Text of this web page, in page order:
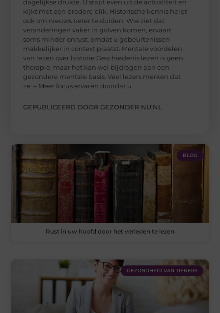
dagelijkse drukte. U stapt even uit de actualiteit en
kijkt met een bredere blik. Historische kennis helpt
ook om nieuws beter te duiden. Wie ziet dat
veranderingen vaker in golven komen, ervaart
soms minder onrust, omdat u gebeurtenissen
makkelijker in context plaatst. Mentale voordelen
van lezen over historie Geschiedenis lezen is geen
therapie, maar het kan wel bijdragen aan een
gezondere mentale basis. Veel lezers merken dat
ze: – Meer focus ervaren doordat u
GEPUBLICEERD DOOR GEZONDER NU.NL
BLOG
Rust in uw hoofd door het verleden te lezen
GEZONDHEID VAN TIENERS